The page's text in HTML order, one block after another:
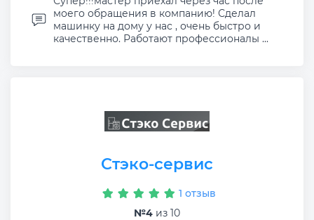
моего обращения в компанию! Сделал
машинку на дому у нас , очень быстро и
качественно. Работают профессионалы ...
Стэко-сервис
1 отзыв
№4 из 10